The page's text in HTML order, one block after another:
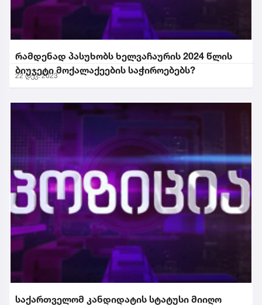
რამდენად პასუხობს ხელვაჩაურის 2024 წლის
ბიუჯეტი მოქალაქეების საჭიროებებს?
22 დეკ. 2023
საქართველომ კანდიდატის სტატუსი მიიღო